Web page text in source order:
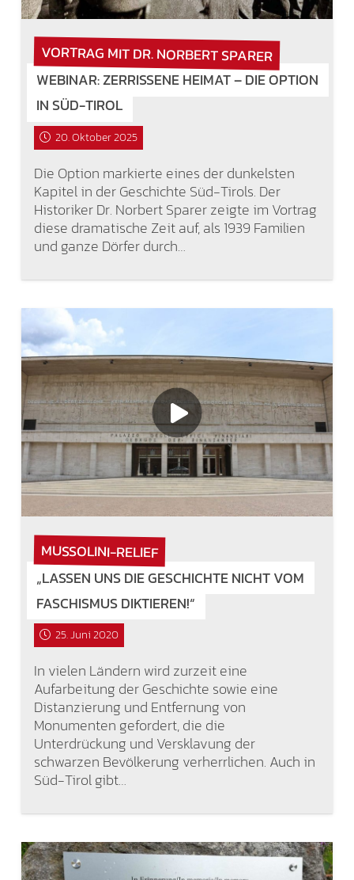
VORTRAG MIT DR. NORBERT SPARER
WEBINAR: ZERRISSENE HEIMAT – DIE OPTION
IN SÜD-TIROL
20. Oktober 2025
Die Option markierte eines der dunkelsten
Kapitel in der Geschichte Süd-Tirols. Der
Historiker Dr. Norbert Sparer zeigte im Vortrag
diese dramatische Zeit auf, als 1939 Familien
und ganze Dörfer durch…
MUSSOLINI-RELIEF
„LASSEN UNS DIE GESCHICHTE NICHT VOM
FASCHISMUS DIKTIEREN!“
25. Juni 2020
In vielen Ländern wird zurzeit eine
Aufarbeitung der Geschichte sowie eine
Distanzierung und Entfernung von
Monumenten gefordert, die die
Unterdrückung und Versklavung der
schwarzen Bevölkerung verherrlichen. Auch in
Süd-Tirol gibt…